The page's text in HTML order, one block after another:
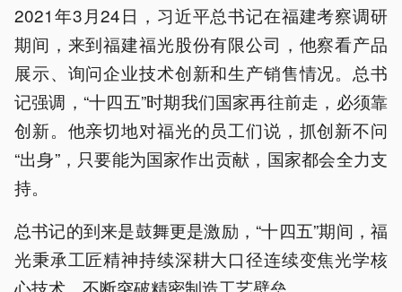
2021年3月24日，习近平总书记在福建考察调研
期间，来到福建福光股份有限公司，他察看产品
展示、询问企业技术创新和生产销售情况。总书
记强调，“十四五”时期我们国家再往前走，必须靠
创新。他亲切地对福光的员工们说，抓创新不问
“出身”，只要能为国家作出贡献，国家都会全力支
持。
总书记的到来是鼓舞更是激励，“十四五”期间，福
光秉承工匠精神持续深耕大口径连续变焦光学核
心技术、不断突破精密制造工艺壁垒。